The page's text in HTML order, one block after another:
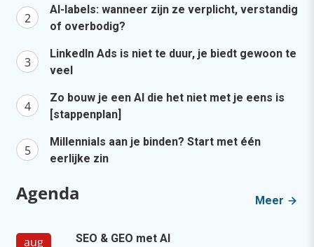
AI-labels: wanneer zijn ze verplicht, verstandig
of overbodig?
LinkedIn Ads is niet te duur, je biedt gewoon te
veel
Zo bouw je een AI die het niet met je eens is
[stappenplan]
Millennials aan je binden? Start met één
eerlijke zin
Agenda Meer
aug
SEO & GEO met AI